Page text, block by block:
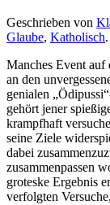
Geschrieben von
Glaube, Katholisch.
Manches Event
an den
genialen
gehört jener
krampfhaft
seine Ziele
dabei
zusammenpassen
groteske Ergebnis
verfolgten